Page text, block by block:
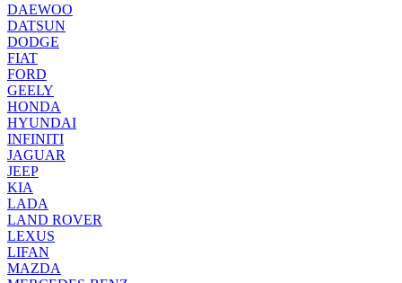
DAEWOO
DATSUN
DODGE
FIAT
FORD
GEELY
HONDA
HYUNDAI
INFINITI
JAGUAR
JEEP
KIA
LADA
LAND ROVER
LEXUS
LIFAN
MAZDA